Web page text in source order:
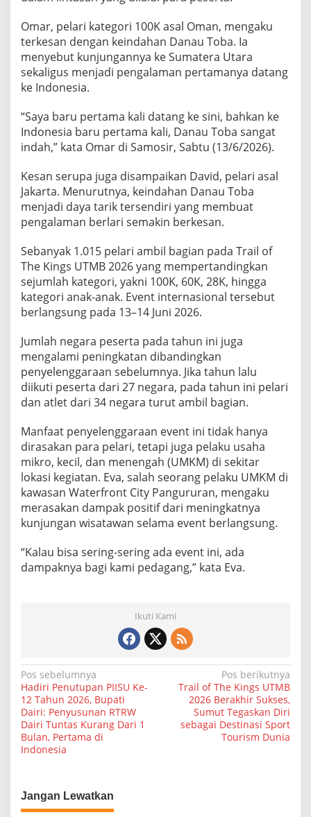
h
K
i
n
g
s
M
B
2
0
6
Omar, pelari kategori 100K asal Oman, mengaku
terkesan dengan keindahan Danau Toba. Ia
menyebut kunjungannya ke Sumatera Utara
sekaligus menjadi pengalaman pertamanya datang
ke Indonesia.
“Saya baru pertama kali datang ke sini, bahkan ke
Indonesia baru pertama kali, Danau Toba sangat
indah,” kata Omar di Samosir, Sabtu (13/6/2026).
Kesan serupa juga disampaikan David, pelari asal
Jakarta. Menurutnya, keindahan Danau Toba
menjadi daya tarik tersendiri yang membuat
pengalaman berlari semakin berkesan.
Sebanyak 1.015 pelari ambil bagian pada Trail of
The Kings UTMB 2026 yang mempertandingkan
sejumlah kategori, yakni 100K, 60K, 28K, hingga
kategori anak-anak. Event internasional tersebut
berlangsung pada 13–14 Juni 2026.
Jumlah negara peserta pada tahun ini juga
mengalami peningkatan dibandingkan
penyelenggaraan sebelumnya. Jika tahun lalu
diikuti peserta dari 27 negara, pada tahun ini pelari
dan atlet dari 34 negara turut ambil bagian.
Manfaat penyelenggaraan event ini tidak hanya
dirasakan para pelari, tetapi juga pelaku usaha
mikro, kecil, dan menengah (UMKM) di sekitar
lokasi kegiatan. Eva, salah seorang pelaku UMKM di
kawasan Waterfront City Pangururan, mengaku
merasakan dampak positif dari meningkatnya
kunjungan wisatawan selama event berlangsung.
“Kalau bisa sering-sering ada event ini, ada
dampaknya bagi kami pedagang,” kata Eva.
Ikuti Kami
N
a
v
i
g
s
Pos sebelumnya
Hadiri Penutupan PIISU Ke-
12 Tahun 2026, Bupati
Dairi: Penyusunan RTRW
Dairi Tuntas Kurang Dari 1
Bulan, Pertama di
Indonesia
Pos berikutnya
Trail of The Kings UTMB
2026 Berakhir Sukses,
Sumut Tegaskan Diri
sebagai Destinasi Sport
Tourism Dunia
Jangan Lewatkan